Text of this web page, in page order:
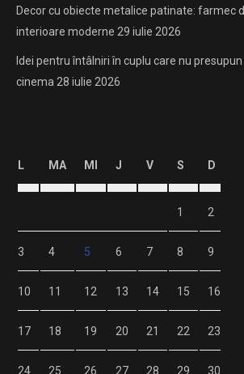
Decor cu obiecte metalice patinate: farmec
interioare moderne 29 iulie 2026
Idei pentru întâlniri în cuplu care nu
cinema28 iulie 2026
L MA MI J V S D
1 2
3 4 5 6 7 8 9
10 11 12 13 14 15 16
17 18 19 20 21 22 23
24 25 26 27 28 29 30